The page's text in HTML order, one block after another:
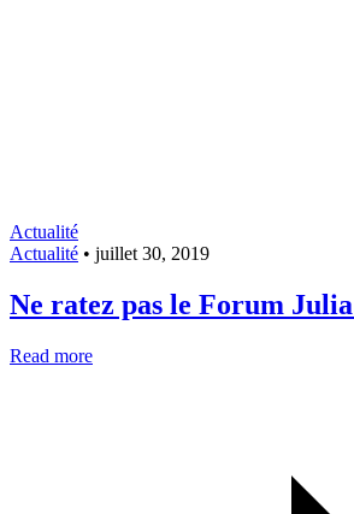
Actualité
Actualité • juillet 30, 2019
Ne ratez pas le Forum
Read more